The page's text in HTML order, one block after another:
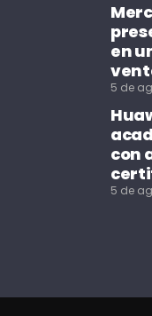
en
5 de
con
5 de